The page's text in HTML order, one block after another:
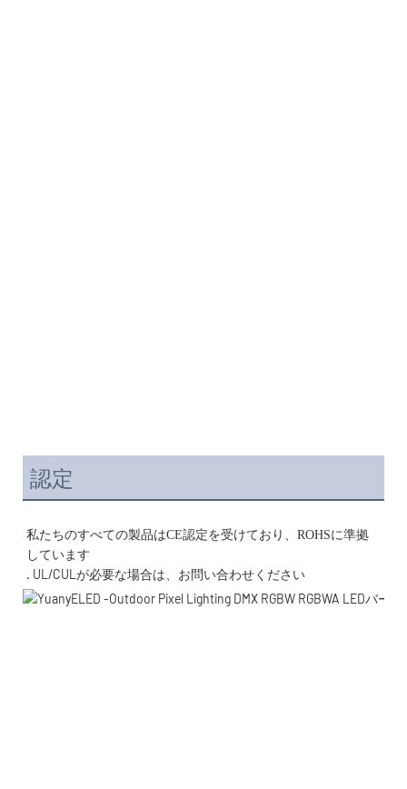
認定
私たちのすべての製品はCE認定を受けており、ROHSに準拠
. UL/CULが必要な場合は、お問い合わせください